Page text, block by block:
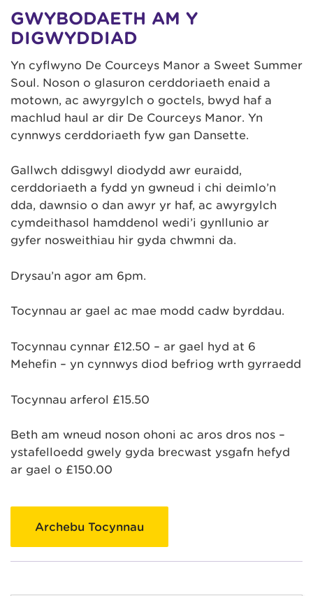
GWYBODAETH AM Y
DIGWYDDIAD
Yn cyflwyno De Courceys Manor a Sweet Summer
Soul. Noson o glasuron cerddoriaeth enaid a
motown, ac awyrgylch o goctels, bwyd haf a
machlud haul ar dir De Courceys Manor. Yn
cynnwys cerddoriaeth fyw gan Dansette.
Gallwch ddisgwyl diodydd awr euraidd,
cerddoriaeth a fydd yn gwneud i chi deimlo’n
dda, dawnsio o dan awyr yr haf, ac awyrgylch
cymdeithasol hamddenol wedi’i gynllunio ar
gyfer nosweithiau hir gyda chwmni da.
Drysau’n agor am 6pm.
Tocynnau ar gael ac mae modd cadw byrddau.
Tocynnau cynnar £12.50 – ar gael hyd at 6
Mehefin – yn cynnwys diod befriog wrth gyrraedd
Tocynnau arferol £15.50
Beth am wneud noson ohoni ac aros dros nos –
ystafelloedd gwely gyda brecwast ysgafn hefyd
ar gael o £150.00
Archebu Tocynnau